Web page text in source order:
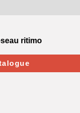
ritimo